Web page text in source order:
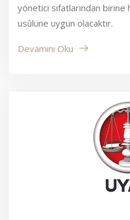
yönetici sıfatlarından
usûlüne uygun olacaktır.
Devamını Oku